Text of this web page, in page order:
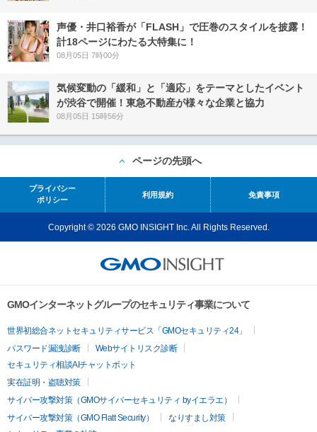
声優・井口裕香が「FLASH」で圧巻のスタイルを披露！
計18ページにわたる大特集に！
08月05日 7時00分
気候変動の「緩和」と「適応」をテーマとしたイベント
が渋谷で開催！東急不動産が様々な企業と協力
08月05日 15時56分
ページの先頭へ
プライバシー
ポリシー
利用規約 免責事項
Copyright © 2026 GMO INSIGHT Inc. All Rights Reserved.
GMOインターネットグループのセキュリティ事業について
世界初総合ネットセキュリティサービス「GMOセキュリティ24」
パスワード漏洩診断
Webサイトリスク診断
セキュリティ相談AIチャットボット
実在証明・盗聴対策
サイバー攻撃対策（GMOサイバーセキュリティ byイエラエ）
サイバー攻撃対策（GMO Flatt Security）
なりすまし対策